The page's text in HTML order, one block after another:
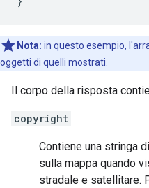
Nota: in questo esempio,
oggetti di quelli mostrati.
Il corpo della risposta
copyright
Contiene una stringa
sulla mappa quando
stradale e satellitare.